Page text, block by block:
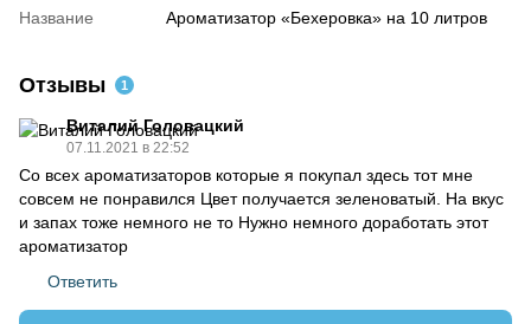
Название Ароматизатор «Бехеровка» на 10 литров
Отзывы 1
Виталий Головацкий
07.11.2021 в 22:52
Со всех ароматизаторов которые я покупал здесь тот мне
совсем не понравился Цвет получается зеленоватый. На вкус
и запах тоже немного не то Нужно немного доработать этот
ароматизатор
Ответить